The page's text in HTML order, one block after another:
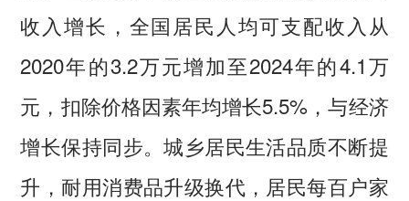
收入增长，全国居民人均可支配收入从
2020年的3.2万元增加至2024年的4.1万
元，扣除价格因素年均增长5.5%，与经济
增长保持同步。城乡居民生活品质不断提
升，耐用消费品升级换代，居民每百户家